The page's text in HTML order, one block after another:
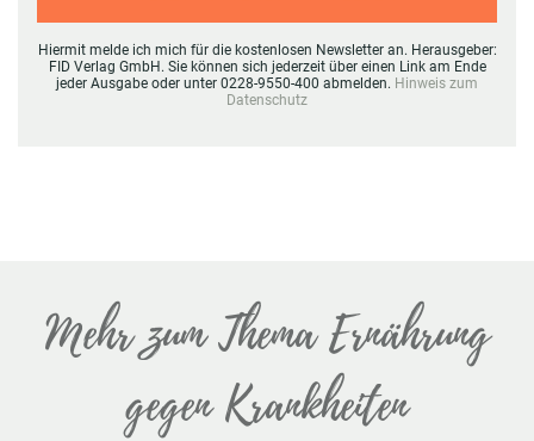
Hiermit melde ich mich für die kostenlosen Newsletter an. Herausgeber:
FID Verlag GmbH. Sie können sich jederzeit über einen Link am Ende
jeder Ausgabe oder unter 0228-9550-400 abmelden. Hinweis zum
Datenschutz
Mehr zum Thema Ernährung
gegen Krankheiten